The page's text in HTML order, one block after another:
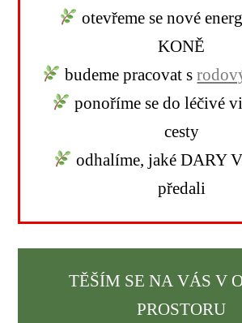
otevřeme se nové
KONĚ
budeme pracovat s
ponoříme se do léčivé
cesty
odhalíme, jaké DARY
předali
TĚŠÍM SE NA VÁS V
PROSTORU